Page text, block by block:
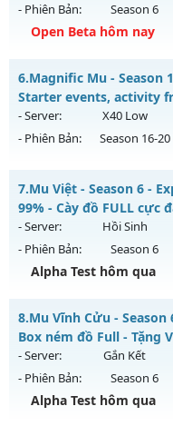
Exp: 500x - Drop: 20%
Kiểu reset: Reset In Game
Antihack: X-Team
- Phiên Bản:
Season 6
Open Beta hôm nay
__MU VIỆT__ - CAM KẾT
Mu mới ra tháng 08
13h ngày 08/08/2626
Exp: 200x - Drop: 20%
Thể loại: Mu Nguyên bản
Antihack: GoldShield
6.Magnific Mu - Season
Starter events, activity
- Server: X40 Low
- Phiên Bản:
Season 16-20
Magnific Mu - Starter
Mu mới ra tháng 08
ngày 15/08/2626
Exp: 40x - Drop: 30%
Kiểu reset: Reset In Game
Antihack: Mega-Anti
7.Mu Việt - Season 6 -
99% - Cày đồ FULL cực
- Server: Hồi Sinh
- Phiên Bản:
Season 6
Alpha Test hôm qua
Mu Việt - Miễn phí 99% -
Mu mới ra tháng 08
ngày 07/08/2626
Exp: 9999x - Drop: 90%
Kiểu reset: Reset In Game
8.Mu Vĩnh Cửu - Season
Box ném đồ Full - Tặng
- Server: Gắn Kết
- Phiên Bản:
Season 6
Alpha Test hôm qua